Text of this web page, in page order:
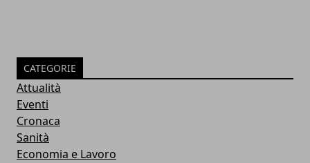
CATEGORIE
Attualità
Eventi
Cronaca
Sanità
Economia e Lavoro